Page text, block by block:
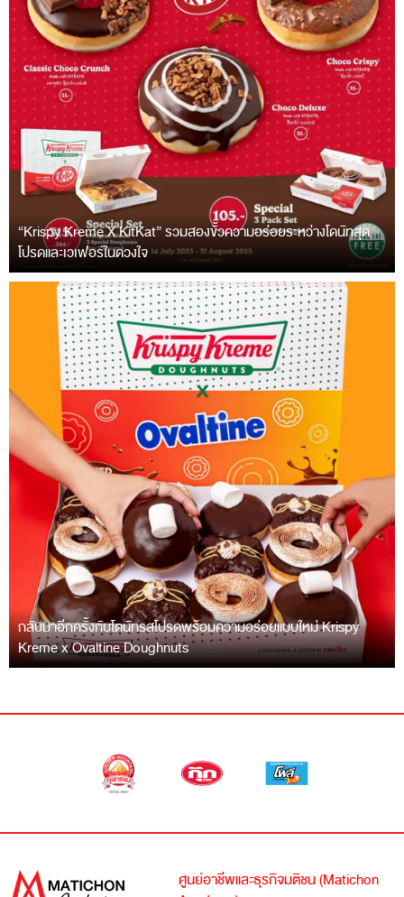
“Krispy Kreme X KitKat” รวมสองขั้วความอร่อยระหว่างโดนัทสุด
โปรดและเวเฟอร์ในดวงใจ
กลับมาอีกครั้งกับโดนัทรสโปรดพร้อมความอร่อยแบบใหม่ Krispy
Kreme x Ovaltine Doughnuts
ศูนย์อาชีพและธุรกิจมติชน (Matichon